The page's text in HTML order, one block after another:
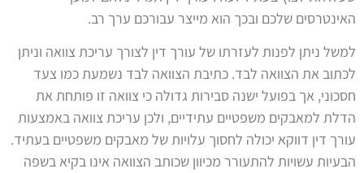
האינטרסים שלכם ובכך הוא מייצר עבורכם ערך רב.
למשל ניתן לפנות לעזרתו של עורך דין לצורך עריכת צוואה וניתן
לכתוב את הצוואה לבד. כתיבת הצוואה לבד נשמעת כמו צעד
חסכוני, אך בפועל ישנה סבירות גדולה כי צוואה זו פותחת את
הדלת למאבקים משפטיים עתידיים, ולכן עריכת צוואה באמצעות
עורך דין דווקא יכולה לחסוך עלויות של מאבקים משפטיים בעתיד.
הבעיות עשויות להתעורר מכיוון שכותב הצוואה אינו בקיא בשפה